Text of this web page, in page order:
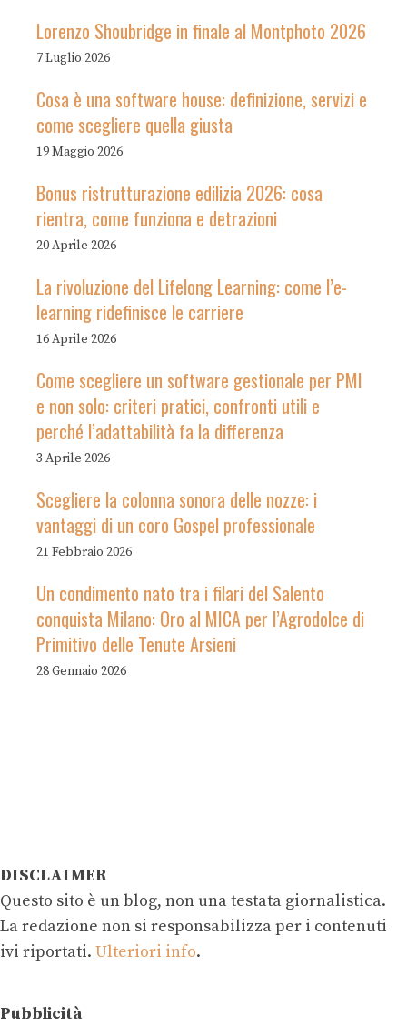
Lorenzo Shoubridge in finale al Montphoto 2026
7 Luglio 2026
Cosa è una software house: definizione, servizi e
come scegliere quella giusta
19 Maggio 2026
Bonus ristrutturazione edilizia 2026: cosa
rientra, come funziona e detrazioni
20 Aprile 2026
La rivoluzione del Lifelong Learning: come l’e-
learning ridefinisce le carriere
16 Aprile 2026
Come scegliere un software gestionale per PMI
e non solo: criteri pratici, confronti utili e
perché l’adattabilità fa la differenza
3 Aprile 2026
Scegliere la colonna sonora delle nozze: i
vantaggi di un coro Gospel professionale
21 Febbraio 2026
Un condimento nato tra i filari del Salento
conquista Milano: Oro al MICA per l’Agrodolce di
Primitivo delle Tenute Arsieni
28 Gennaio 2026
DISCLAIMER
Questo sito è un blog, non una testata giornalistica.
La redazione non si responsabilizza per i contenuti
ivi riportati. Ulteriori info.
Pubblicità